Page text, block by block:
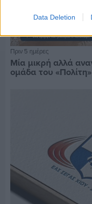
Data Deletion
Πριν 5 ημέρες
Μία μικρή αλλά
ομάδα του «Πολίτη»